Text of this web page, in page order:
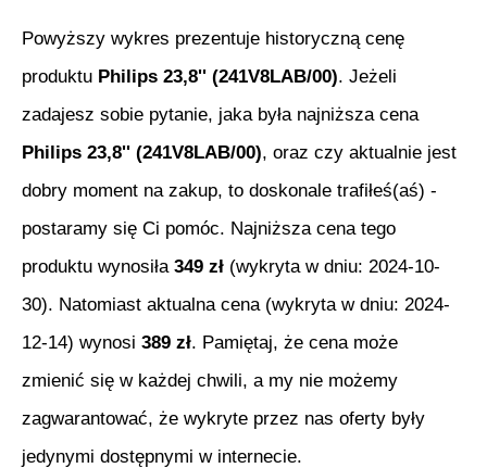
Powyższy wykres prezentuje historyczną cenę
produktu Philips 23,8'' (241V8LAB/00). Jeżeli
zadajesz sobie pytanie, jaka była najniższa cena
Philips 23,8'' (241V8LAB/00), oraz czy aktualnie jest
dobry moment na zakup, to doskonale trafiłeś(aś) -
postaramy się Ci pomóc. Najniższa cena tego
produktu wynosiła 349 zł (wykryta w dniu: 2024-10-
30). Natomiast aktualna cena (wykryta w dniu: 2024-
12-14) wynosi 389 zł. Pamiętaj, że cena może
zmienić się w każdej chwili, a my nie możemy
zagwarantować, że wykryte przez nas oferty były
jedynymi dostępnymi w internecie.